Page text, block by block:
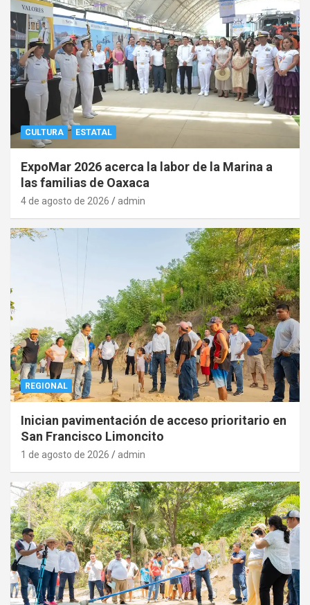
CULTURA ESTATAL
ExpoMar 2026 acerca la labor de la Marina a
las familias de Oaxaca
4 de agosto de 2026 admin
REGIONAL
Inician pavimentación de acceso prioritario en
San Francisco Limoncito
1 de agosto de 2026 admin